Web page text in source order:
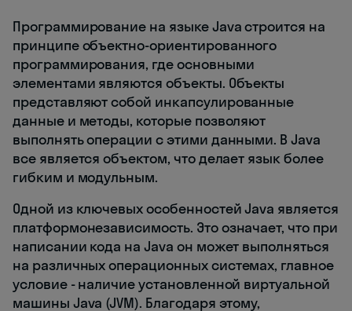
Программирование на языке Java строится на
принципе объектно-ориентированного
программирования, где основными
элементами являются объекты. Объекты
представляют собой инкапсулированные
данные и методы, которые позволяют
выполнять операции с этими данными. В Java
все является объектом, что делает язык более
гибким и модульным.
Одной из ключевых особенностей Java является
платформонезависимость. Это означает, что при
написании кода на Java он может выполняться
на различных операционных системах, главное
условие - наличие установленной виртуальной
машины Java (JVM). Благодаря этому,